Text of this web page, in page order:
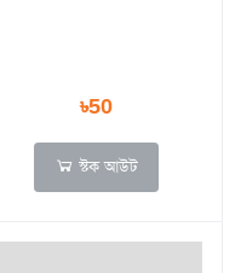
৳50
স্টক আউট